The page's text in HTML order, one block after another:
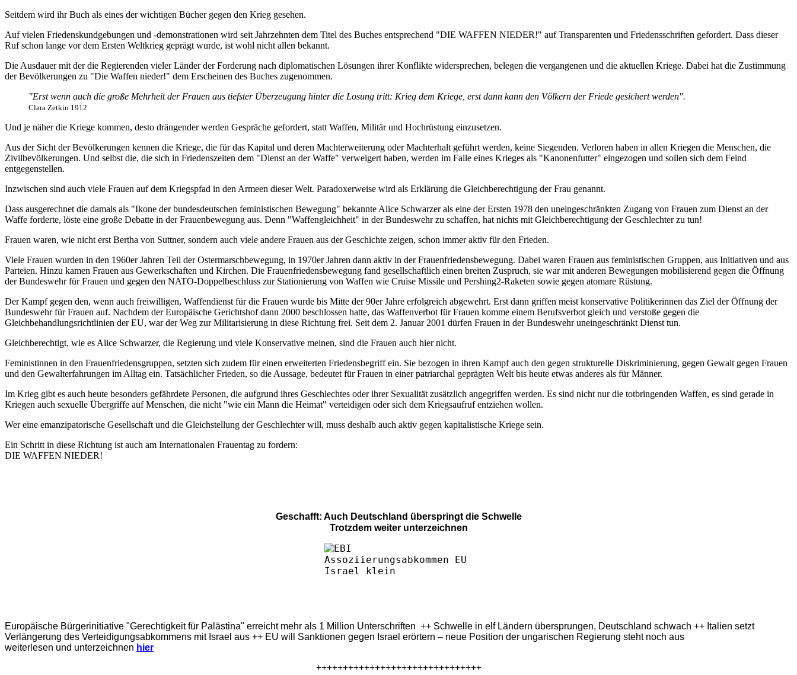
Seitdem wird ihr Buch als eines der wichtigen Bücher gegen den Krieg gesehen.
Auf vielen Friedenskundgebungen und -demonstrationen wird seit Jahrzehnten dem Titel des Buches entsprechend "DIE WAFFEN NIEDER!" auf Transparenten und Friedensschriften gefordert. Dass dieser
Ruf schon lange vor dem Ersten Weltkrieg geprägt wurde, ist wohl nicht allen bekannt.
Die Ausdauer mit der die Regierenden vieler Länder der Forderung nach diplomatischen Lösungen ihrer Konflikte widersprechen, belegen die vergangenen und die aktuellen Kriege. Dabei hat die Zustimmung
der Bevölkerungen zu "Die Waffen nieder!" dem Erscheinen des Buches zugenommen.
"Erst wenn auch die große Mehrheit der Frauen aus tiefster Überzeugung hinter die Losung tritt: Krieg dem Kriege, erst dann kann den Völkern der Friede gesichert werden".
Clara Zetkin 1912
Und je näher die Kriege kommen, desto drängender werden Gespräche gefordert, statt Waffen, Militär und Hochrüstung einzusetzen.
Aus der Sicht der Bevölkerungen kennen die Kriege, die für das Kapital und deren Machterweiterung oder Machterhalt geführt werden, keine Siegenden. Verloren haben in allen Kriegen die Menschen, die
Zivilbevölkerungen. Und selbst die, die sich in Friedenszeiten dem "Dienst an der Waffe" verweigert haben, werden im Falle eines Krieges als "Kanonenfutter" eingezogen und sollen sich dem Feind
entgegenstellen.
Inzwischen sind auch viele Frauen auf dem Kriegspfad in den Armeen dieser Welt. Paradoxerweise wird als Erklärung die Gleichberechtigung der Frau genannt.
Dass ausgerechnet die damals als "Ikone der bundesdeutschen feministischen Bewegung" bekannte Alice Schwarzer als eine der Ersten 1978 den uneingeschränkten Zugang von Frauen zum Dienst an der
Waffe forderte, löste eine große Debatte in der Frauenbewegung aus. Denn "Waffengleichheit" in der Bundeswehr zu schaffen, hat nichts mit Gleichberechtigung der Geschlechter zu tun!
Frauen waren, wie nicht erst Bertha von Suttner, sondern auch viele andere Frauen aus der Geschichte zeigen, schon immer aktiv für den Frieden.
Viele Frauen wurden in den 1960er Jahren Teil der Ostermarschbewegung, in 1970er Jahren dann aktiv in der Frauenfriedensbewegung. Dabei waren Frauen aus feministischen Gruppen, aus Initiativen und aus
Parteien. Hinzu kamen Frauen aus Gewerkschaften und Kirchen. Die Frauenfriedensbewegung fand gesellschaftlich einen breiten Zuspruch, sie war mit anderen Bewegungen mobilisierend gegen die Öffnung
der Bundeswehr für Frauen und gegen den NATO-Doppelbeschluss zur Stationierung von Waffen wie Cruise Missile und Pershing2-Raketen sowie gegen atomare Rüstung.
Der Kampf gegen den, wenn auch freiwilligen, Waffendienst für die Frauen wurde bis Mitte der 90er Jahre erfolgreich abgewehrt. Erst dann griffen meist konservative Politikerinnen das Ziel der Öffnung der
Bundeswehr für Frauen auf. Nachdem der Europäische Gerichtshof dann 2000 beschlossen hatte, das Waffenverbot für Frauen komme einem Berufsverbot gleich und verstoße gegen die
Gleichbehandlungsrichtlinien der EU, war der Weg zur Militarisierung in diese Richtung frei. Seit dem 2. Januar 2001 dürfen Frauen in der Bundeswehr uneingeschränkt Dienst tun.
Gleichberechtigt, wie es Alice Schwarzer, die Regierung und viele Konservative meinen, sind die Frauen auch hier nicht.
Feministinnen in den Frauenfriedensgruppen, setzten sich zudem für einen erweiterten Friedensbegriff ein. Sie bezogen in ihren Kampf auch den gegen strukturelle Diskriminierung, gegen Gewalt gegen Frauen
und den Gewalterfahrungen im Alltag ein. Tatsächlicher Frieden, so die Aussage, bedeutet für Frauen in einer patriarchal geprägten Welt bis heute etwas anderes als für Männer.
Im Krieg gibt es auch heute besonders gefährdete Personen, die aufgrund ihres Geschlechtes oder ihrer Sexualität zusätzlich angegriffen werden. Es sind nicht nur die totbringenden Waffen, es sind gerade in
Kriegen auch sexuelle Übergriffe auf Menschen, die nicht "wie ein Mann die Heimat" verteidigen oder sich dem Kriegsaufruf entziehen wollen.
Wer eine emanzipatorische Gesellschaft und die Gleichstellung der Geschlechter will, muss deshalb auch aktiv gegen kapitalistische Kriege sein.
Ein Schritt in diese Richtung ist auch am Internationalen Frauentag zu fordern:
DIE WAFFEN NIEDER!
Geschafft: Auch Deutschland überspringt die Schwelle
Trotzdem weiter unterzeichnen
Europäische Bürgerinitiative "Gerechtigkeit für Palästina" erreicht mehr als 1 Million Unterschriften ++ Schwelle in elf Ländern übersprungen, Deutschland schwach ++ Italien setzt
Verlängerung des Verteidigungsabkommens mit Israel aus ++ EU will Sanktionen gegen Israel erörtern – neue Position der ungarischen Regierung steht noch aus
weiterlesen und unterzeichnen hier
+++++++++++++++++++++++++++++++